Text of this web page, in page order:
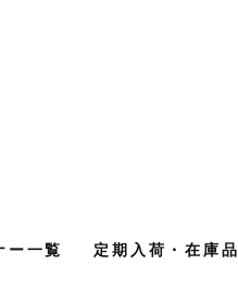
ー一覧 定期入荷・在庫品